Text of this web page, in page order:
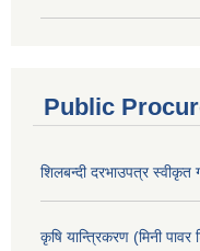
Public
शिलबन्दी दरभाउपत्र
कृषि यान्त्रिकरण (मिनी